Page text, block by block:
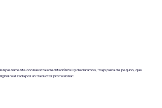
plenamente con nuestra acreditación ISO y declaramos, "bajo pena de perjurio, que
realizada por un traductor profesional".